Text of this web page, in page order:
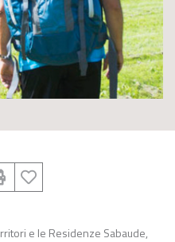
e le Residenze Sabaude,